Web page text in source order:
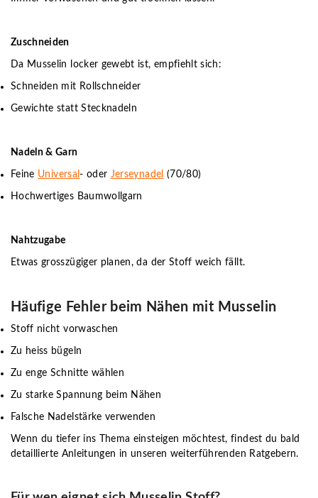
Zuschneiden
Da Musselin locker gewebt ist, empfiehlt sich:
Schneiden mit Rollschneider
Gewichte statt Stecknadeln
Nadeln & Garn
Feine Universal- oder Jerseynadel (70/80)
Hochwertiges Baumwollgarn
Nahtzugabe
Etwas grosszügiger planen, da der Stoff weich fällt.
Häufige Fehler beim Nähen mit Musselin
Stoff nicht vorwaschen
Zu heiss bügeln
Zu enge Schnitte wählen
Zu starke Spannung beim Nähen
Falsche Nadelstärke verwenden
Wenn du tiefer ins Thema einsteigen möchtest, findest du bald
detaillierte Anleitungen in unseren weiterführenden Ratgebern.